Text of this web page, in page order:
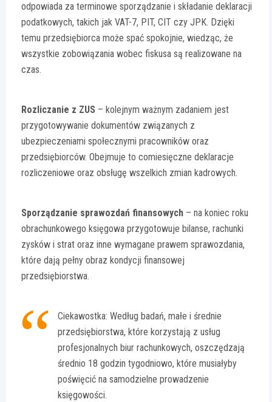
odpowiada za terminowe sporządzanie i składanie deklaracji
podatkowych, takich jak VAT-7, PIT, CIT czy JPK. Dzięki
temu przedsiębiorca może spać spokojnie, wiedząc, że
wszystkie zobowiązania wobec fiskusa są realizowane na
czas.
Rozliczanie z ZUS – kolejnym ważnym zadaniem jest
przygotowywanie dokumentów związanych z
ubezpieczeniami społecznymi pracowników oraz
przedsiębiorców. Obejmuje to comiesięczne deklaracje
rozliczeniowe oraz obsługę wszelkich zmian kadrowych.
Sporządzanie sprawozdań finansowych – na koniec roku
obrachunkowego księgowa przygotowuje bilanse, rachunki
zysków i strat oraz inne wymagane prawem sprawozdania,
które dają pełny obraz kondycji finansowej
przedsiębiorstwa.
Ciekawostka: Według badań, małe i średnie
przedsiębiorstwa, które korzystają z usług
profesjonalnych biur rachunkowych, oszczędzają
średnio 18 godzin tygodniowo, które musiałyby
poświęcić na samodzielne prowadzenie
księgowości.